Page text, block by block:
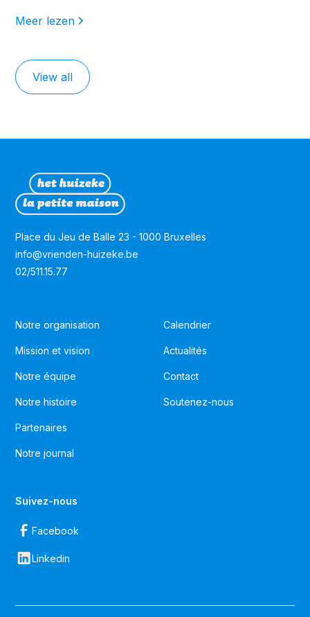
Meer lezen
View all
Place du Jeu de Balle 23 - 1000 Bruxelles
info@vrienden-huizeke.be
02/511.15.77
Notre organisation
Mission et vision
Notre équipe
Notre histoire
Partenaires
Notre journal
Calendrier
Actualités
Contact
Soutenez-nous
Suivez-nous
Facebook
Linkedin